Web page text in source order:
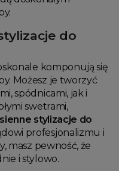
do
komponują się
Możesz je tworzyć
spódnicami, jak i
swetrami,
stylizacje do
profesjonalizmu i
masz pewność, że
i stylowo.